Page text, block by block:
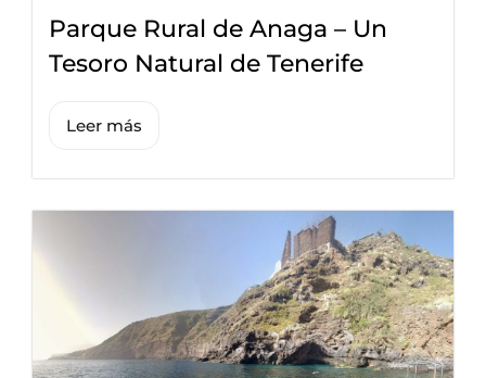
Parque Rural de Anaga – Un
Tesoro Natural de Tenerife
Leer más